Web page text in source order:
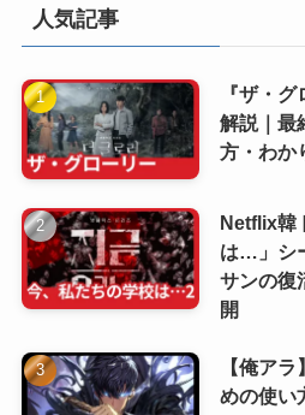
人気記事
『ザ・
解説｜最
方・わか
Netflix韓
は…」シ
サンの復
開
【俺ア
めの使い